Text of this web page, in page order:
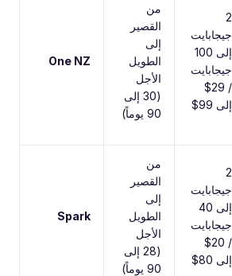
2
جيجابايت
إلى 100
جيجابايت
/ 29$
إلى 99$
من
القصير
إلى
الطويل
الأجل
(30 إلى
90 يوماً)
One NZ
2
جيجابايت
إلى 40
جيجابايت
/ 20$
إلى 80$
من
القصير
إلى
الطويل
الأجل
(28 إلى
90 يوماً)
Spark